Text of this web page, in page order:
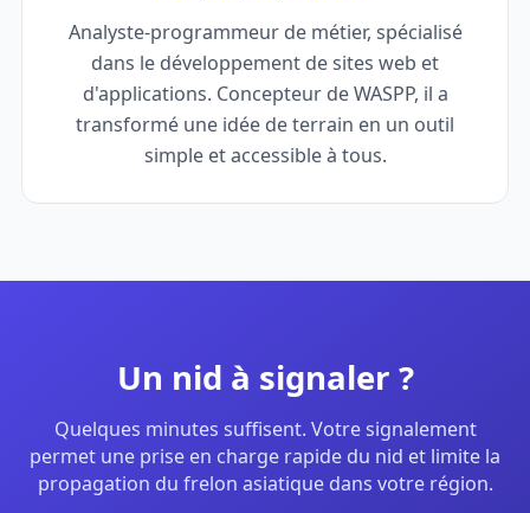
Analyste-programmeur de métier, spécialisé
dans le développement de sites web et
d'applications. Concepteur de WASPP, il a
transformé une idée de terrain en un outil
simple et accessible à tous.
Un nid à signaler ?
Quelques minutes suffisent. Votre signalement
permet une prise en charge rapide du nid et limite la
propagation du frelon asiatique dans votre région.